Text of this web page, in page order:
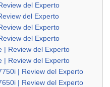
del Experto
del Experto
del Experto
del Experto
| Review del Experto
| Review del Experto
| Review del Experto
| Review del Experto